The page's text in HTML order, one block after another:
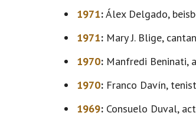
1971:Álex Delgado,
1971: Mary J. Blige,
1970: Manfredi Beninati,
1970: Franco Davín,
1969: Consuelo Duval,